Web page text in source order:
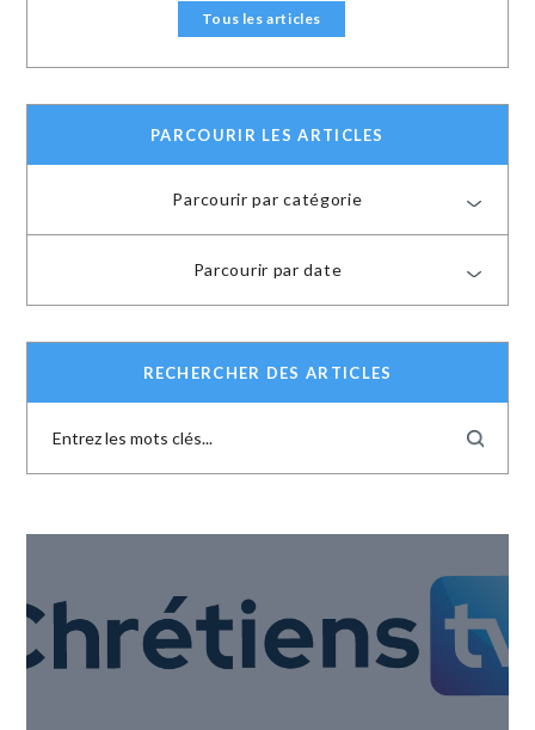
Tous les articles
PARCOURIR LES ARTICLES
Parcourir par catégorie
Parcourir par date
RECHERCHER DES ARTICLES